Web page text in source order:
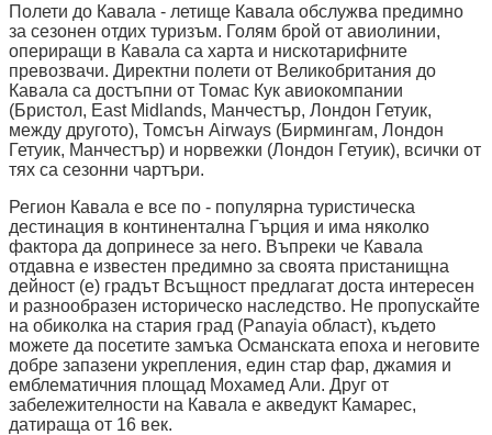
Полети до Кавала - летище Кавала обслужва предимно
за сезонен отдих туризъм. Голям брой от авиолинии,
опериращи в Кавала са харта и нискотарифните
превозвачи. Директни полети от Великобритания до
Кавала са достъпни от Томас Кук авиокомпании
(Бристол, East Midlands, Манчестър, Лондон Гетуик,
между другото), Томсън Airways (Бирмингам, Лондон
Гетуик, Манчестър) и норвежки (Лондон Гетуик), всички от
тях са сезонни чартъри.
Регион Кавала е все по - популярна туристическа
дестинация в континентална Гърция и има няколко
фактора да допринесе за него. Въпреки че Кавала
отдавна е известен предимно за своята пристанищна
дейност (е) градът Всъщност предлагат доста интересен
и разнообразен историческо наследство. Не пропускайте
на обиколка на стария град (Panayia област), където
можете да посетите замъка Османската епоха и неговите
добре запазени укрепления, един стар фар, джамия и
емблематичния площад Мохамед Али. Друг от
забележителности на Кавала е акведукт Камарес,
датираща от 16 век.